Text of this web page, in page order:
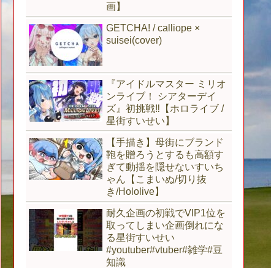
画】
GETCHA! / calliope ×
suisei(cover)
『アイドルマスター ミリオ
ンライブ！ シアターデイ
ズ』初挑戦‼【ホロライブ /
星街すいせい】
【手描き】母街にブランド
鞄を贈ろうとするも高額す
ぎて動揺を隠せないすいち
ゃん【こまいぬ/切り抜
き/Hololive】
耐久企画の初戦でVIP1位を
取ってしまい企画倒れにな
る星街すいせい
#youtuber#vtuber#雑学#豆
知識